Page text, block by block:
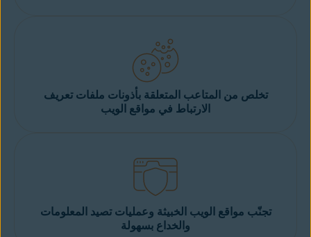
تخلص من المتاعب المتعلقة بأذونات ملفات تعريف
الارتباط في مواقع الويب
تجنّب مواقع الويب الخبيثة وعمليات تصيد المعلومات
والخداع بسهولة